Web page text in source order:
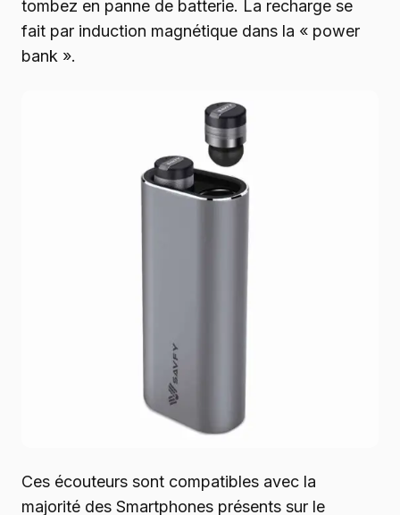
tombez en panne de batterie. La recharge se
fait par induction magnétique dans la « power
bank ».
Ces écouteurs sont compatibles avec la
majorité des Smartphones présents sur le